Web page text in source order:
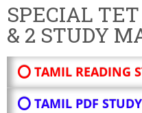
SPECIAL
& 2 STUDY
⭕ TAMIL READING
⭕ TAMIL PDF